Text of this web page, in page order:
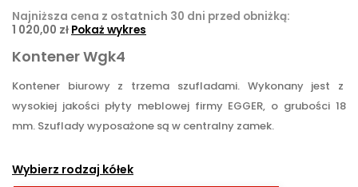
Najniższa cena z ostatnich 30 dni przed obniżką:
1 020,00 zł Pokaż wykres
Kontener Wgk4
Kontener biurowy z trzema szufladami. Wykonany jest z
wysokiej jakości płyty meblowej firmy EGGER, o grubości 18
mm. Szuflady wyposażone są w centralny zamek.
Wybierz rodzaj kółek